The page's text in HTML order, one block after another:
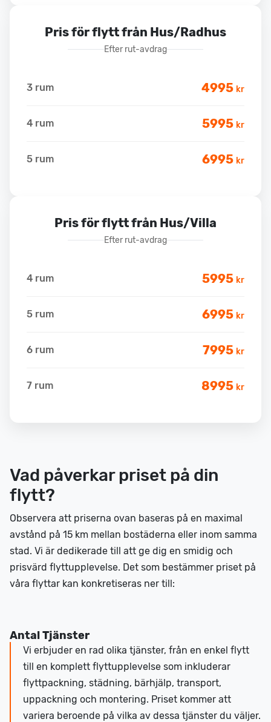
Pris för flytt från Hus/Radhus
Efter rut-avdrag
3 rum 4995 kr
4 rum 5995 kr
5 rum 6995 kr
Pris för flytt från Hus/Villa
Efter rut-avdrag
4 rum 5995 kr
5 rum 6995 kr
6 rum 7995 kr
7 rum 8995 kr
Vad påverkar priset på din
flytt?
Observera att priserna ovan baseras på en maximal
avstånd på 15 km mellan bostäderna eller inom samma
stad. Vi är dedikerade till att ge dig en smidig och
prisvärd flyttupplevelse. Det som bestämmer priset på
våra flyttar kan konkretiseras ner till:
Antal Tjänster
Vi erbjuder en rad olika tjänster, från en enkel flytt
till en komplett flyttupplevelse som inkluderar
flyttpackning, städning, bärhjälp, transport,
uppackning och montering. Priset kommer att
variera beroende på vilka av dessa tjänster du väljer.